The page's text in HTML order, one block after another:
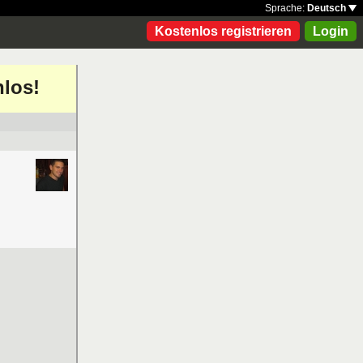
Sprache: Deutsch
Kostenlos registrieren Login